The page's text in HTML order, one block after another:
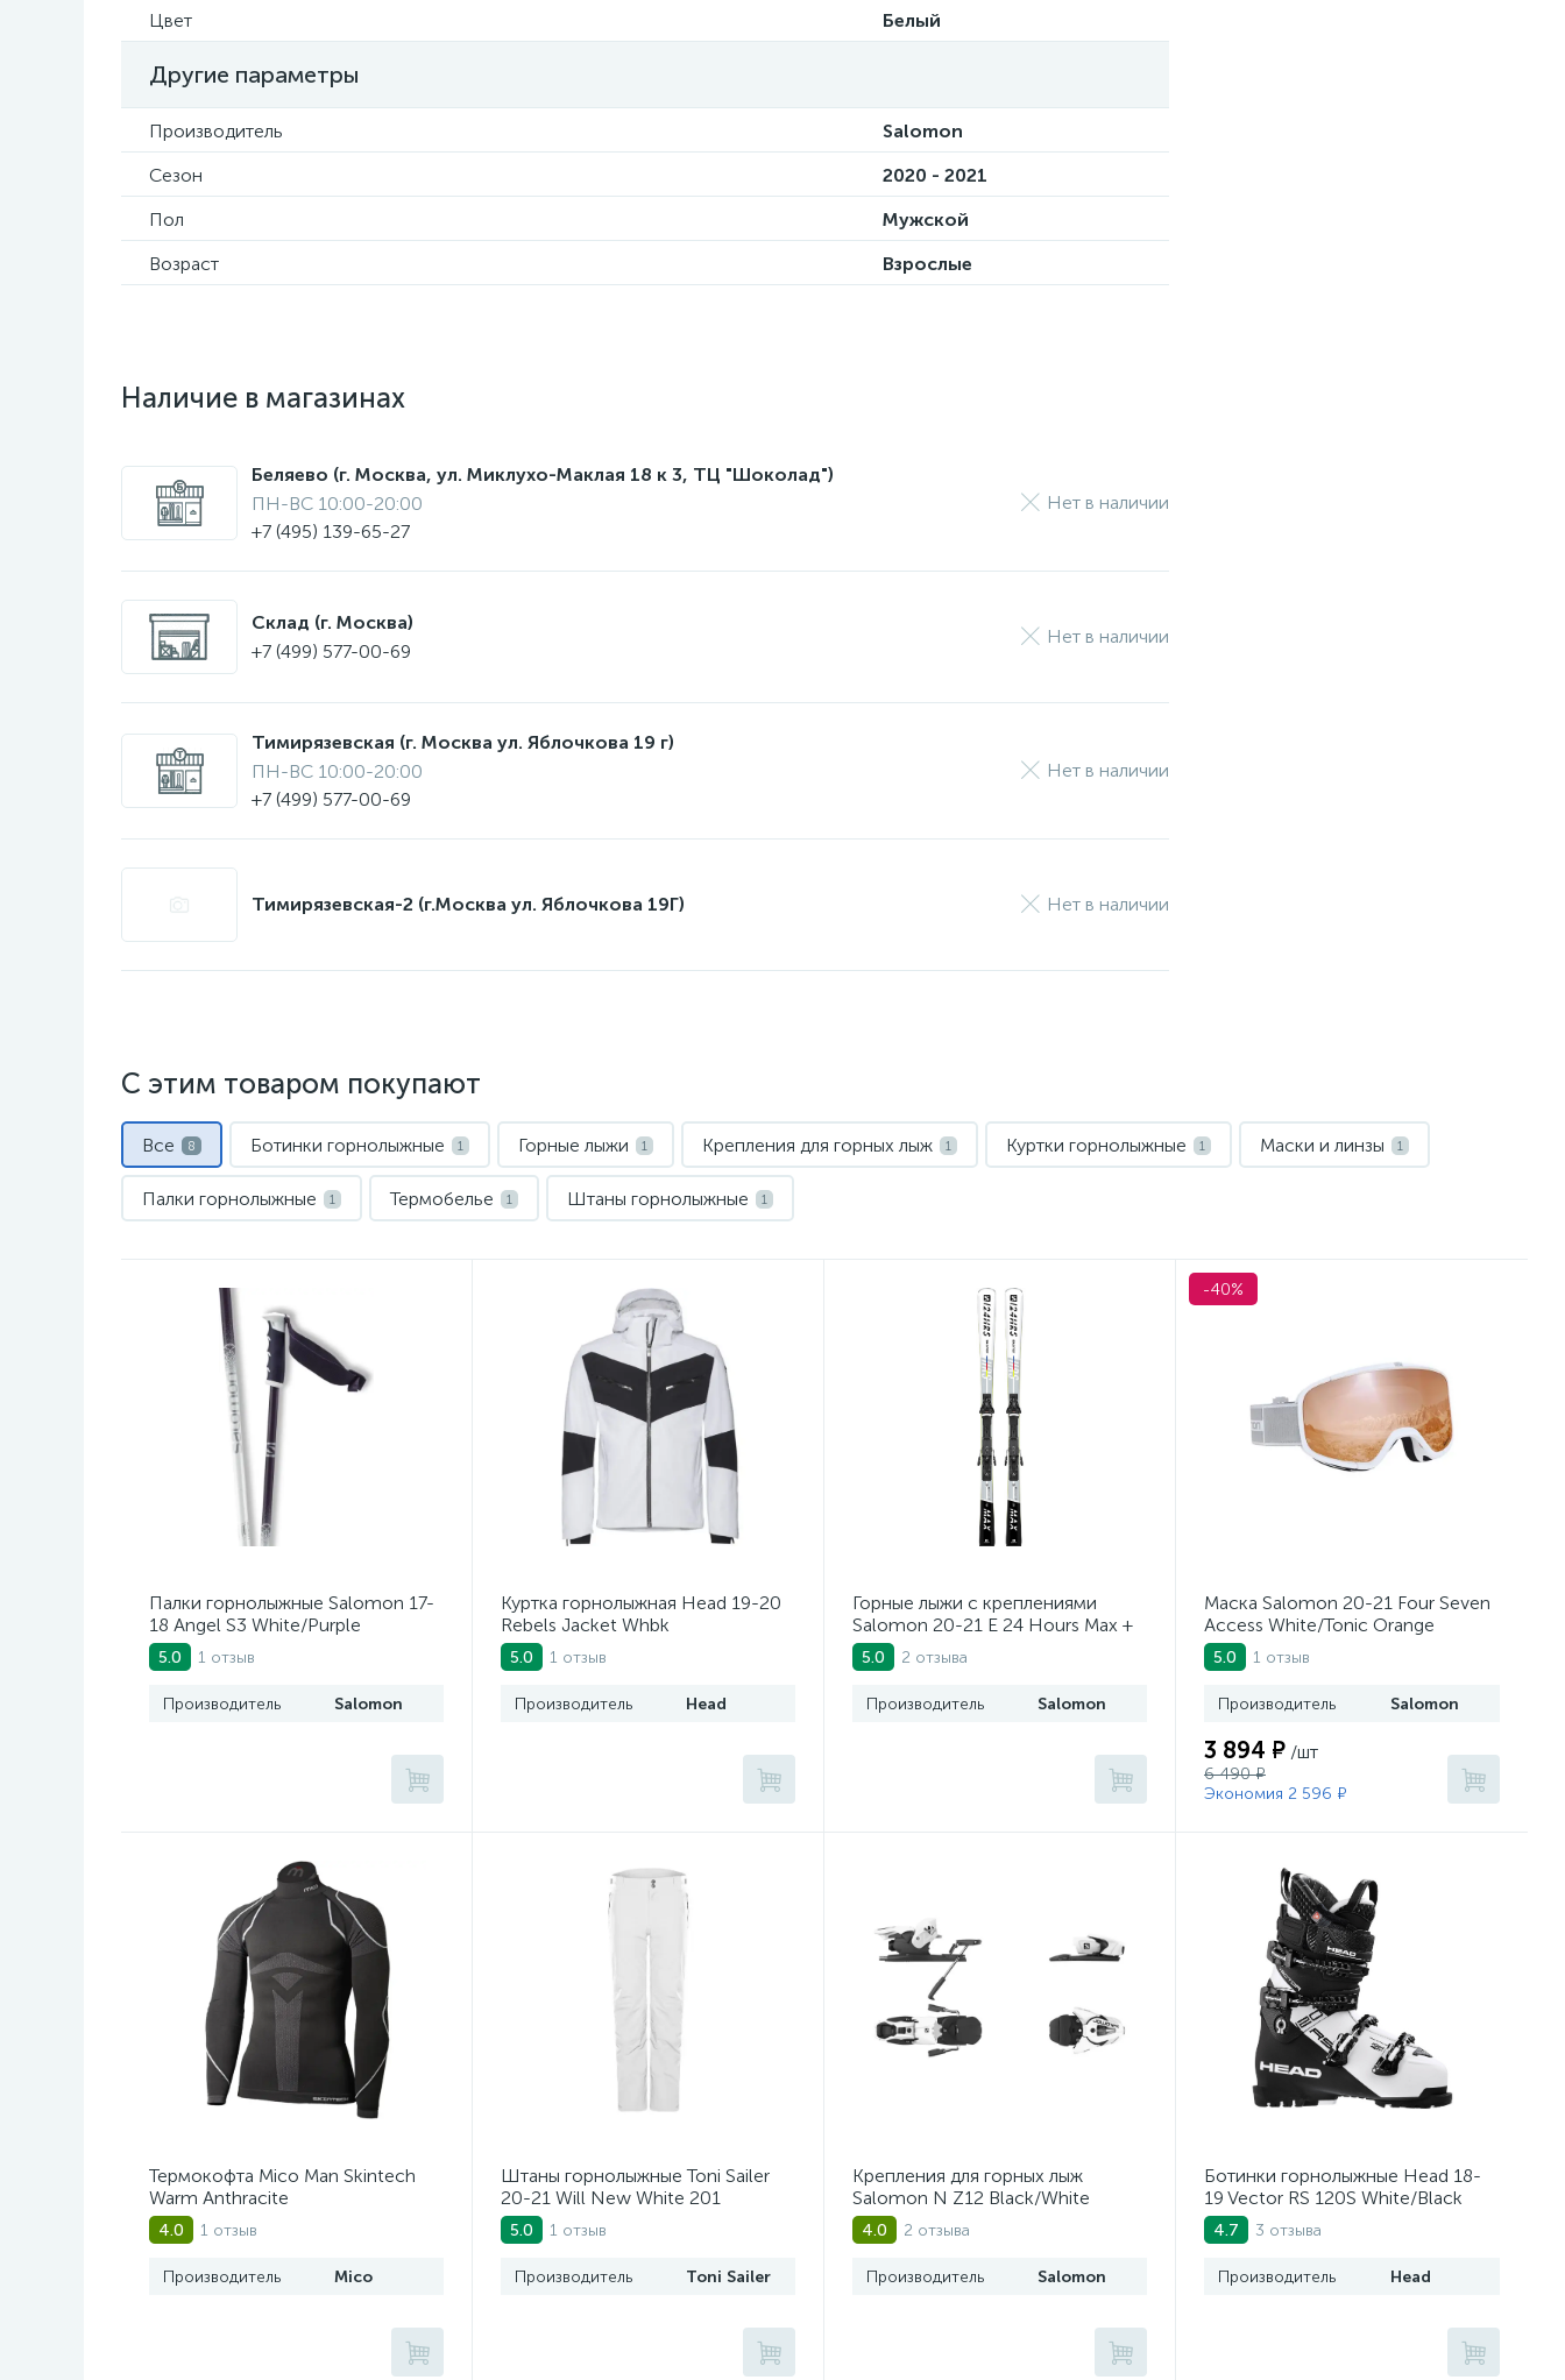
Цвет Белый
Другие параметры
Производитель
Salomon
Сезон
2020 - 2021
Пол
Мужской
Возраст
Взрослые
Наличие в магазинах
Беляево (г. Москва, ул. Миклухо-Маклая 18 к 3, ТЦ "Шоколад")
ПН-ВС 10:00-20:00
+7 (495) 139-65-27
Нет в наличии
Склад (г. Москва)
+7 (499) 577-00-69
Нет в наличии
Тимирязевская (г. Москва ул. Яблочкова 19 г)
ПН-ВС 10:00-20:00
+7 (499) 577-00-69
Нет в наличии
Тимирязевская-2 (г.Москва ул. Яблочкова 19Г) Нет в наличии
С этим товаром покупают
Все 8 Ботинки горнолыжные 1 Горные лыжи 1 Крепления для горных лыж 1 Куртки горнолыжные 1 Маски и линзы 1
Палки горнолыжные 1 Термобелье 1 Штаны горнолыжные 1
Палки горнолыжные Salomon 17-
18 Angel S3 White/Purple
5.0 1 отзыв
Производитель Salomon
Куртка горнолыжная Head 19-20
Rebels Jacket Whbk
5.0 1 отзыв
Производитель Head
Горные лыжи с креплениями
Salomon 20-21 E 24 Hours Max +
Z10 GW (4081790010)
5.0 2 отзыва
Производитель Salomon
-40%
Маска Salomon 20-21 Four Seven
Access White/Tonic Orange
5.0 1 отзыв
Производитель Salomon
3 894 ₽ /шт
6 490 ₽
Экономия 2 596 ₽
Термокофта Mico Man Skintech
Warm Anthracite
4.0 1 отзыв
Производитель Mico
Штаны горнолыжные Toni Sailer
20-21 Will New White 201
5.0 1 отзыв
Производитель Toni Sailer
Крепления для горных лыж
Salomon N Z12 Black/White
4.0 2 отзыва
Производитель Salomon
Ботинки горнолыжные Head 18-
19 Vector RS 120S White/Black
4.7 3 отзыва
Производитель Head